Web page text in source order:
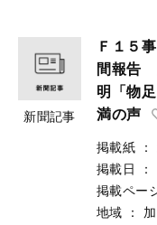
新聞記事
Ｆ１５
間報告
明「物
満の声
掲載紙 ：
掲載日
：
掲載ペー
地域
：